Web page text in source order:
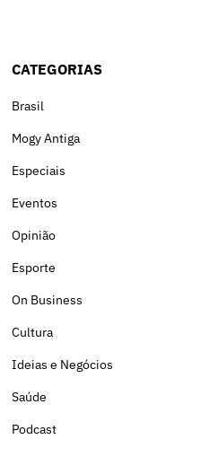
CATEGORIAS
Brasil
Mogy Antiga
Especiais
Eventos
Opinião
Esporte
On Business
Cultura
Ideias e Negócios
Saúde
Podcast